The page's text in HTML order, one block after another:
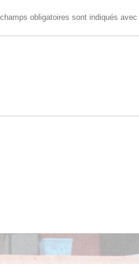
obligatoires sont indiqués avec